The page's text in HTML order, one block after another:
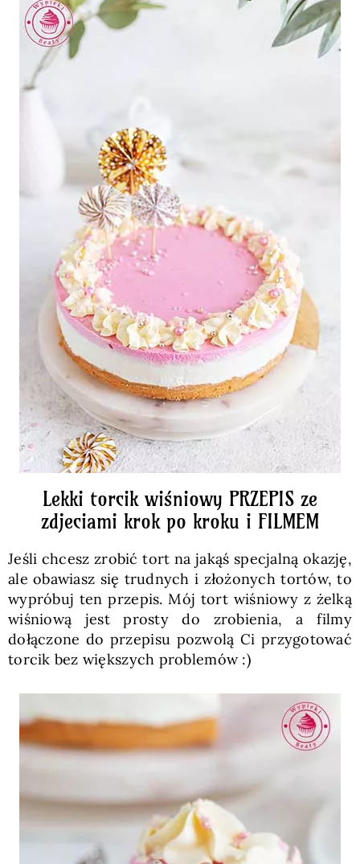
Lekki torcik wiśniowy PRZEPIS ze
zdjeciami krok po kroku i FILMEM
Jeśli chcesz zrobić tort na jakąś specjalną okazję,
ale obawiasz się trudnych i złożonych tortów, to
wypróbuj ten przepis. Mój tort wiśniowy z żelką
wiśniową jest prosty do zrobienia, a filmy
dołączone do przepisu pozwolą Ci przygotować
torcik bez większych problemów :)